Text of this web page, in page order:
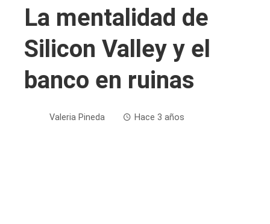
La mentalidad de
Silicon Valley y el
banco en ruinas
Valeria Pineda Hace 3 años